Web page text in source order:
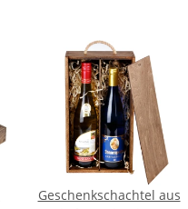
Geschenkschachtel aus